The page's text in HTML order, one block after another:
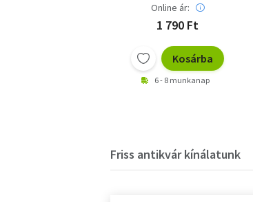
Online ár:
1 790 Ft
Kosárba
6 - 8 munkanap
Friss antikvár kínálatunk